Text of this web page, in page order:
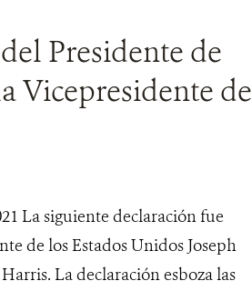
Presidente de
Vicepresidente de
La siguiente declaración fue
de los Estados Unidos Joseph
La declaración esboza las